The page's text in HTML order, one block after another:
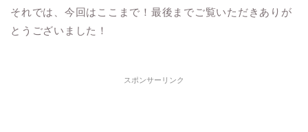
それでは、今回はここまで！最後までご覧いただきありが
とうございました！
スポンサーリンク